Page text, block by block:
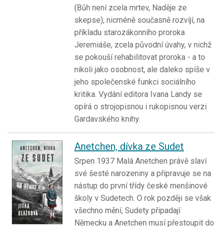
(Bůh není zcela mrtev, Naděje ze
skepse), nicméně současně rozvíjí, na
příkladu starozákonního proroka
Jeremiáše, zcela původní úvahy, v nichž
se pokouší rehabilitovat proroka - a to
nikoli jako osobnost, ale daleko spíše v
jeho společenské funkci sociálního
kritika. Vydání editora Ivana Landy se
opírá o strojopisnou i rukopisnou verzi
Gardavského knihy.
Anetchen, dívka ze Sudet
Srpen 1937 Malá Anetchen právě slaví
své šesté narozeniny a připravuje se na
nástup do první třídy české menšinové
školy v Sudetech. O rok později se však
všechno mění, Sudety připadají
Německu a Anetchen musí přestoupit do